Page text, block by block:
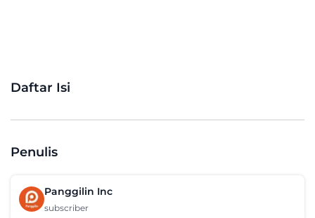
Daftar Isi
Penulis
Panggilin Inc
subscriber